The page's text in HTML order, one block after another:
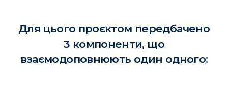
Для цього проєктом передбачено
3 компоненти, що
взаємодоповнюють один одного: